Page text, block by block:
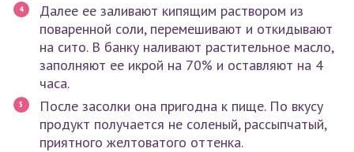
Далее ее заливают кипящим раствором из
поваренной соли, перемешивают и откидывают
на сито. В банку наливают растительное масло,
заполняют ее икрой на 70% и оставляют на 4
часа.
После засолки она пригодна к пище. По вкусу
продукт получается не соленый, рассыпчатый,
приятного желтоватого оттенка.